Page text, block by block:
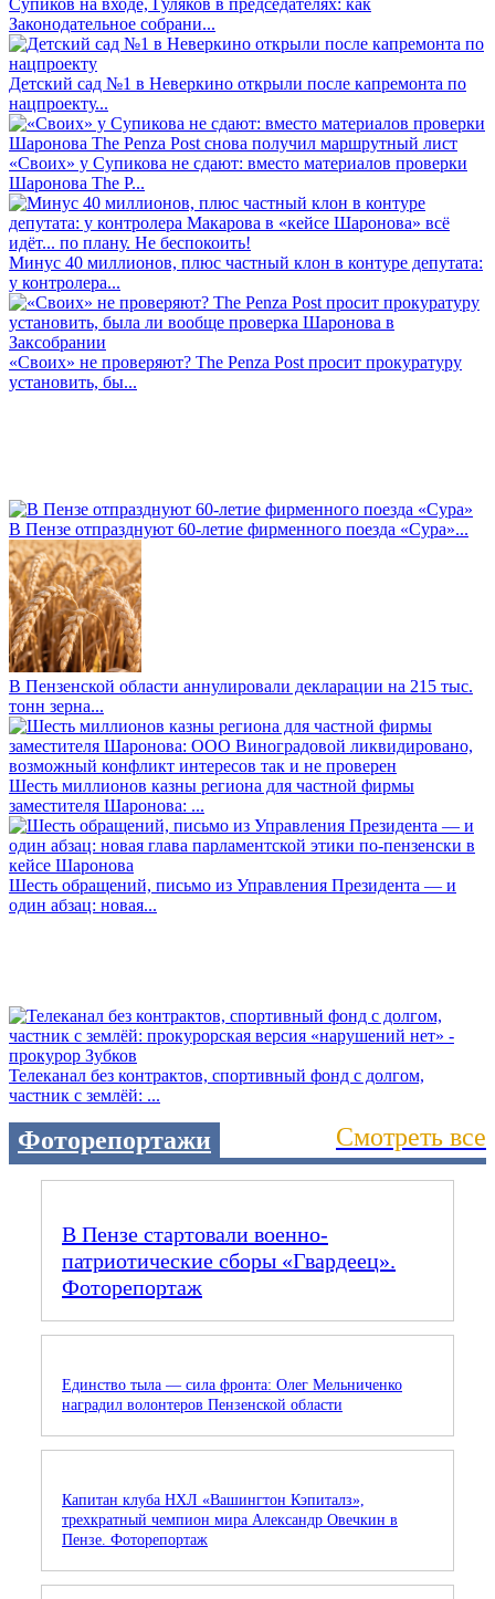
Супиков на входе, Гуляков в председателях: как
Законодательное собрани...
Детский сад №1 в Неверкино открыли после капремонта по
нацпроекту...
«Своих» у Супикова не сдают: вместо материалов проверки
Шаронова The P...
Минус 40 миллионов, плюс частный клон в контуре депутата:
у контролера...
«Своих» не проверяют? The Penza Post просит прокуратуру
установить, бы...
В Пензе отпразднуют 60-летие фирменного поезда «Сура»...
В Пензенской области аннулировали декларации на 215 тыс.
тонн зерна...
Шесть миллионов казны региона для частной фирмы
заместителя Шаронова: ...
Шесть обращений, письмо из Управления Президента — и
один абзац: новая...
Телеканал без контрактов, спортивный фонд с долгом,
частник с землёй: ...
Фоторепортажи Смотреть все
В Пензе стартовали военно-
патриотические сборы «Гвардеец».
Фоторепортаж
Единство тыла — сила фронта: Олег Мельниченко
наградил волонтеров Пензенской области
Капитан клуба НХЛ «Вашингтон Кэпиталз»,
трехкратный чемпион мира Александр Овечкин в
Пензе. Фоторепортаж